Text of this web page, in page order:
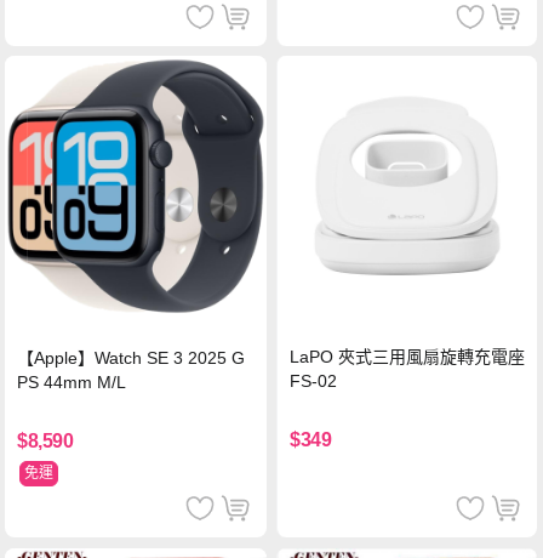
【Apple】Watch SE 3 2025 G
PS 44mm M/L
$8,590
免運
LaPO 夾式三用風扇旋轉充電座
FS-02
$349